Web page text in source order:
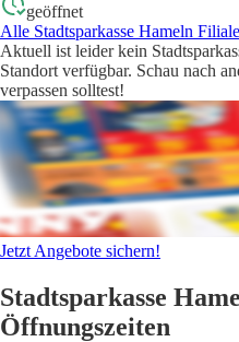
geöffnet
Alle Stadtsparkasse Hameln
Aktuell ist leider kein
Standort verfügbar. Schau nach
verpassen solltest!
Jetzt Angebote sichern!
Stadtsparkasse
Öffnungszeiten